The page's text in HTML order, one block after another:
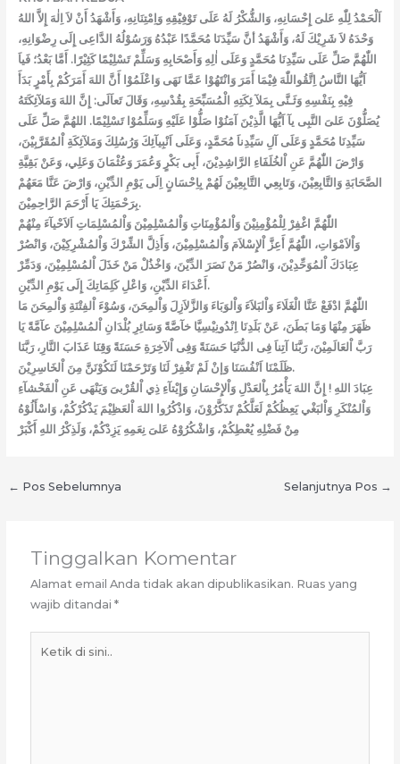
اَلْحَمْدُ لِلّٰهِ عَلىَ إِحْسَانِهِ، وَالشُّكْرُ لَهُ عَلَى تَوْفِيْقِهِ وَاِمْتِنَانِهِ، وَأَشْهَدُ أَنْ لاَ اِلٰهَ إِلاَّ اللهُ
وَحْدَهُ لاَ شَرِيْكَ لَهُ، وَأَشْهَدُ أنَّ سَيِّدَنَا مُحَمَّدًا عَبْدُهُ وَرَسُوْلُهُ الدَّاعِى إِلَى رِضْوَانِهِ،
اللّٰهُمَّ صَلِّ عَلَى سَيِّدِنَا مُحَمَّدٍ وَعَلَى اٰلِهِ وَأَصْحَابِهِ وَسَلِّمْ تَسْلِيْمًا كَثِيْرًا. أَمَّا بَعْدُ؛ فَياَ
اَيُّهَا النَّاسُ اِتَّقُواللّٰهَ فِيْمَا أَمَرَ وَانْتَهُوْا عَمَّا نَهَى وَاعْلَمُوْا أَنَّ اللهَ أَمَرَكُمْ بِأَمْرٍ بَدَأَ
فِيْهِ بِنَفْسِهِ وَثَـنَّى بِمَلآ ئِكَتِهِ الْمُسَبِّحَةِ بِقُدْسِهِ، وَقَالَ تَعاَلَى: إِنَّ اللهَ وَمَلآئِكَتَهُ
يُصَلُّوْنَ عَلىَ النَّبِى يآ اَيُّهَا الَّذِيْنَ آمَنُوْا صَلُّوْا عَلَيْهِ وَسَلِّمُوْا تَسْلِيْمًا. اللهُمَّ صَلِّ عَلَى
سَيِّدِنَا مُحَمَّدٍ وَعَلَى آلِ سَيِّدِناَ مُحَمَّدٍ، وَعَلَى اَنْبِيآئِكَ وَرُسُلِكَ وَمَلآئِكَةِ اْلمُقَرَّبِيْنَ،
وَارْضَ اللّٰهُمَّ عَنِ اْلخُلَفَاءِ الرَّاشِدِيْنَ، أَبِى بَكْرٍ وَعُمَرَ وَعُثْمَانَ وَعَلِي، وَعَنْ بَقِيَّةِ
الصَّحَابَةِ وَالتَّابِعِيْنَ، وَتَابِعِي التَّابِعِيْنَ لَهُمْ بِاِحْسَانٍ اِلَى يَوْمِ الدِّيْنِ، وَارْضَ عَنَّا مَعَهُمْ
بِرَحْمَتِكَ يَا أَرْحَمَ الرَّاحِمِيْنَ.
اللّٰهُمَّ اغْفِرْ لِلْمُؤْمِنِيْنَ وَاْلمُؤْمِنَاتِ وَاْلمُسْلِمِيْنَ وَاْلمُسْلِمَاتِ اَلاَحْيآءَ مِنْهُمْ
وَاْلاَمْوَاتِ، اللّٰهُمَّ أَعِزَّ اْلإِسْلاَمَ وَاْلمُسْلِمِيْنَ، وَأَذِلَّ الشِّرْكَ وَاْلمُشْرِكِيْنَ، وَانْصُرْ
عِبَادَكَ اْلمُوَحِّدِيْنَ، وَانْصُرْ مَنْ نَصَرَ الدِّيْنَ، وَاخْذُلْ مَنْ خَذَلَ اْلمُسْلِمِيْنَ، وَدَمِّرْ
أَعْدَاءَ الدِّيْنِ، وَاعْلِ كَلِمَاتِكَ إِلَى يَوْمِ الدِّيْنِ.
اللّٰهُمَّ ادْفَعْ عَنَّا الْغَلَاءَ وَاْلبَلاَءَ وَاْلوَبَاءَ وَالزَّلاَزِلَ وَاْلمِحَنَ، وَسُوْءَ اْلفِتْنَةِ وَاْلمِحَنَ مَا
ظَهَرَ مِنْهَا وَمَا بَطَنَ، عَنْ بَلَدِنَا اِنْدُونِيْسِيَّا خآصَّةً وَسَائِرِ بُلْدَانِ اْلمُسْلِمِيْنَ عآمَّةً يَا
رَبَّ اْلعَالَمِيْنَ، رَبَّنَا آتِناَ فِى الدُّنْيَا حَسَنَةً وَفِى اْلآخِرَةِ حَسَنَةً وَقِنَا عَذَابَ النَّارِ، رَبَّنَا
ظَلَمْنَا اَنْفُسَنَا وَإنْ لَمْ تَغْفِرْ لَنَا وَتَرْحَمْنَا لَنَكُوْنَنَّ مِنَ اْلخَاسِرِيْنَ.
عِبَادَ اللهِ ! إِنَّ اللهَ يَأْمُرُ بِاْلعَدْلِ وَاْلإِحْسَانِ وَإِيْتآءِ ذِي اْلقُرْبىَ وَيَنْهَى عَنِ اْلفَحْشآءِ
وَاْلمُنْكَرِ وَاْلبَغْي يَعِظُكُمْ لَعَلَّكُمْ تَذَكَّرُوْنَ، وَاذْكُرُوا اللهَ اْلعَظِيْمَ يَذْكُرْكُمْ، وَاسْأَلُوْهُ
مِنْ فَضْلِهِ يُعْطِكُمْ، وَاشْكُرُوْهُ عَلىَ نِعَمِهِ يَزِدْكُمْ، وَلَذِكْرُ اللهِ أَكْبَرْ
← Pos Sebelumnya Selanjutnya Pos →
Tinggalkan Komentar
Alamat email Anda tidak akan dipublikasikan. Ruas yang
wajib ditandai*